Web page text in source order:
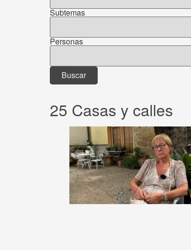
Subtemas
Personas
25 Casas y calles